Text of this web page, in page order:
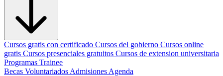
Cursos gratis con certificado Cursos del gobierno Cursos online
gratis Cursos presenciales gratuitos Cursos de extension universitaria
Programas Trainee
Becas Voluntariados Admisiones Agenda